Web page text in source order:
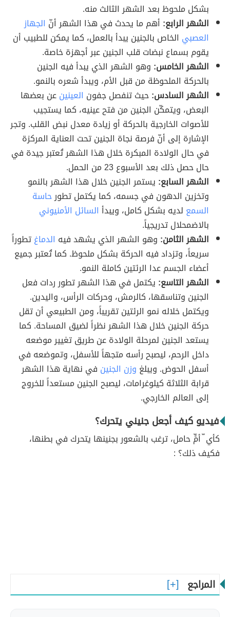
بشكل ملحوظ بعد الشهر الثالث منه.
الشهر الرابع: أهم ما يحدث في هذا الشهر أنّ الجهاز
العصبي الخاص بالجنين يبدأ بالعمل، كما يمكن للطبيب أن
يقوم بسماع نبضات قلب الجنين عبر أجهزة خاصة.
الشهر الخامس: وهو الشهر الذي يبدأ فيه الجنين
بالحركة الملحوظة من قبل الأم، ويبدأ شعره بالنمو.
الشهر السادس:حيث تنفصل جفون العينينعن بعضها
البعض، ويتمكّن الجنين من فتح عينيه، كما يستجيب
للأصوات الخارجية بالحركة أو زيادة معدل نبض القلب. وتجر
الإشارة إلى أنّ فرصة نجاة الجنين تحت العناية المركزة
في حال الولادة المبكرة خلال هذا الشهر تُعتبر جيدة في
حال حصل ذلك بعد الأسبوع 23 من الحمل.
الشهر السابع: يستمر الجنين خلال هذا الشهر بالنمو
وتخزين الدهون في جسمه، كما يكتمل تطورحاسة
السمع لديه بشكل كامل، ويبدأ السائل الأمنيوني
بالاضمحلال تدريجياً.
الشهر الثامن: وهو الشهر الذي يشهد فيه الدماغتطوراً
سريعاً، وتزداد فيه الحركة بشكل ملحوظ. كما تُعتبر جميع
أعضاء الجسم عدا الرئتين كاملة النمو.
الشهر التاسع: يكتمل في هذا الشهر تطور ردات فعل
الجنين وتناسقها، كالرمش، وحركات الرأس، واليدين.
ويكتمل خلاله نمو الرئتين تقريباً، ومن الطبيعي أن تقل
حركة الجنين خلال هذا الشهر نظراً لضيق المساحة. كما
يستعد الجنين لمرحلة الولادة عن طريق تغيير موضعه
داخل الرحم، ليصبح رأسه متجهاً للأسفل، وتموضعه في
أسفل الحوض. ويبلغ وزن الجنين في نهاية هذا الشهر
قرابة الثلاثة كيلوغرامات، ليصبح الجنين مستعداً للخروج
إلى العالم الخارجي.
فيديو كيف أجعل جنيني يتحرك؟
كأي ّ أمٍّ حامل، ترغب بالشعور بجنينها يتحرك في بطنها،
فكيف ذلك؟ :
المراجع